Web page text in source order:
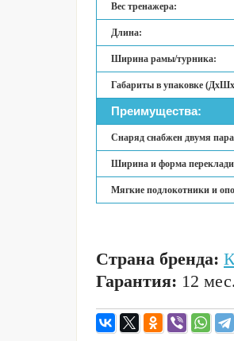
Вес тренажера:
Длина:
Ширина рамы/турника:
Габариты в упаковке
Преимущества:
Снаряд снабжен двумя
Ширина и форма
Мягкие подлокотники и
Страна бренда:
Гарантия: 12